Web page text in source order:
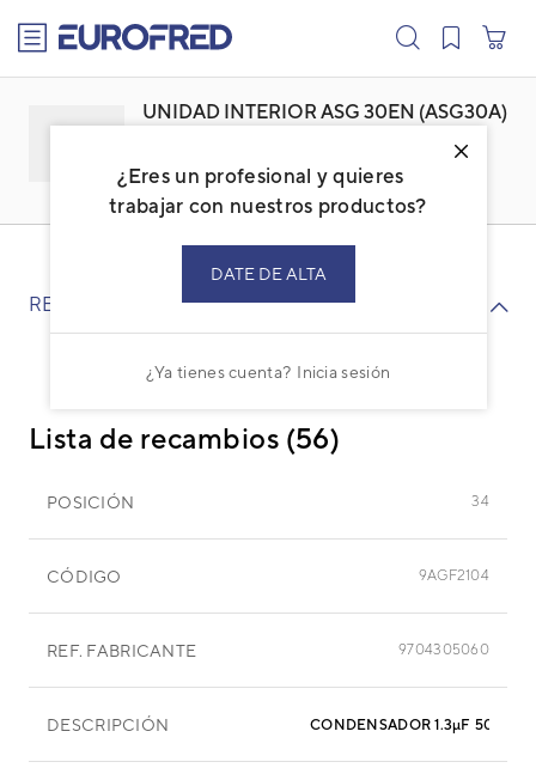
¿Eres un profesional y quieres
trabajar con nuestros productos?
DATE DE ALTA
¿Ya tienes cuenta? Inicia sesión
UNIDAD INTERIOR ASG 30EN (ASG30A)
Código: 3NGG1151
Ref. fabricante: ASG30EBAW
RECAMBIOS
Lista de recambios (56)
POSICIÓN 34
CÓDIGO 9AGF2104
REF. FABRICANTE 9704305060
DESCRIPCIÓN CONDENSADOR 1.3µF 500VAC